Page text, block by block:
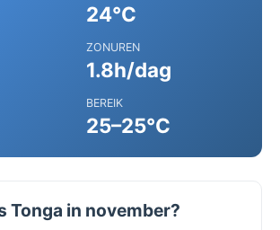
24°C
ZONUREN
1.8h/dag
BEREIK
25–25°C
Tonga in november?